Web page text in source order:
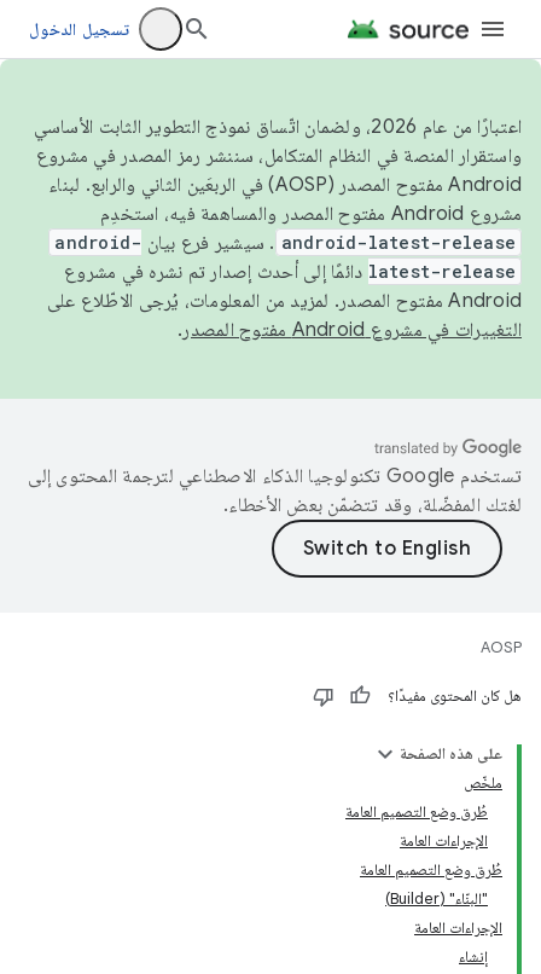
تسجيل الدخول
اعتبارًا من عام 2026، ولضمان اتّساق نموذج التطوير الثابت الأساسي
واستقرار المنصة في النظام المتكامل، سننشر رمز المصدر في مشروع
Android مفتوح المصدر (AOSP) في الربعَين الثاني والرابع. لبناء
مشروع Android مفتوح المصدر والمساهمة فيه، استخدِم
android-latest-release . سيشير فرع بيان android-
latest-release دائمًا إلى أحدث إصدار تم نشره في مشروع
Android مفتوح المصدر. لمزيد من المعلومات، يُرجى الاطّلاع على
التغييرات في مشروع Android مفتوح المصدر
.
تستخدم Google تكنولوجيا الذكاء الاصطناعي لترجمة المحتوى إلى
لغتك المفضّلة، وقد تتضمّن بعض الأخطاء.
AOSP
هل كان المحتوى مفيدًا؟
على هذه الصفحة
ملخّص
طُرق وضع التصميم العامة
الإجراءات العامة
طُرق وضع التصميم العامة
"البنّاء" (Builder)
الإجراءات العامة
إنشاء